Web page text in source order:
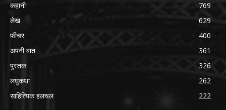
कहानी
769
लेख
629
फीचर
400
अपनी बात
361
पुस्तक
326
लघुकथा
262
साहित्यिक हलचल
222